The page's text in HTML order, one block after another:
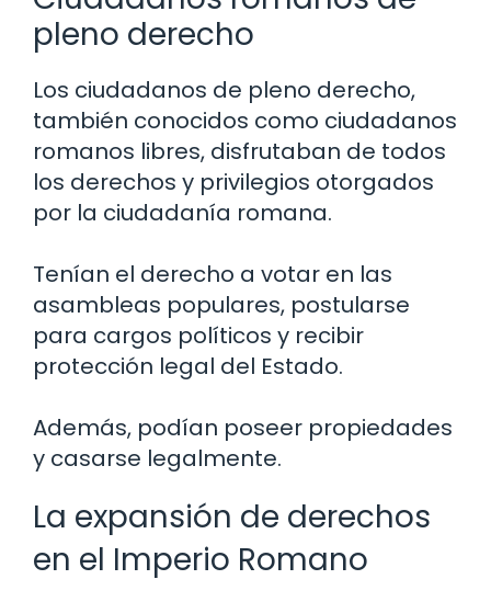
pleno derecho
Los ciudadanos de pleno derecho,
también conocidos como ciudadanos
romanos libres, disfrutaban de todos
los derechos y privilegios otorgados
por la ciudadanía romana.
Tenían el derecho a votar en las
asambleas populares, postularse
para cargos políticos y recibir
protección legal del Estado.
Además, podían poseer propiedades
y casarse legalmente.
La expansión de derechos
en el Imperio Romano